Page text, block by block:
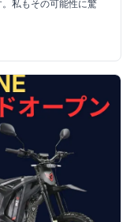
私もその可能性に驚